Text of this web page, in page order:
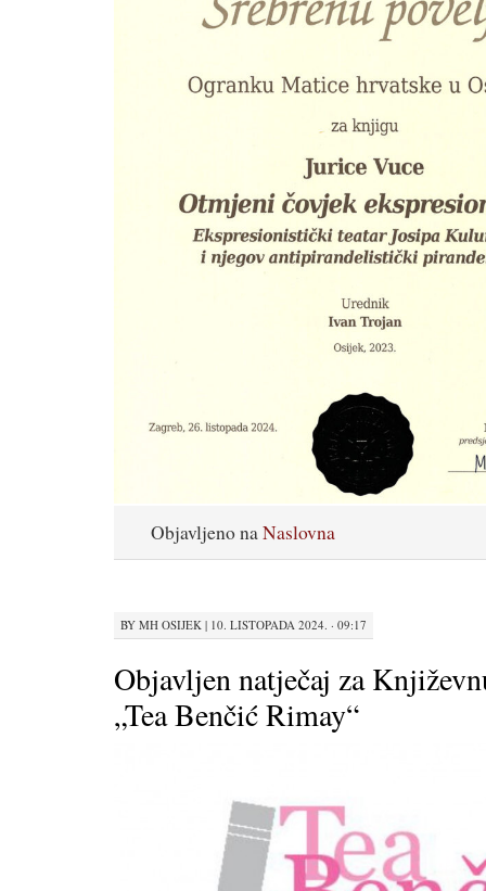
Objavljeno naNaslovna
BY MH OSIJEK | 10. LISTOPADA 2024. · 09:17
Objavljen natječaj za
„Tea Benčić Rimay“